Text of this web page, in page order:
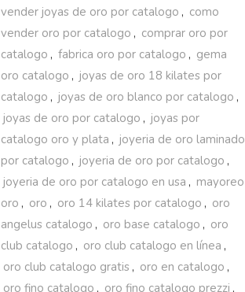
vender joyas de oro por catalogo , como
vender oro por catalogo , comprar oro por
catalogo , fabrica oro por catalogo , gema
oro catalogo , joyas de oro 18 kilates por
catalogo , joyas de oro blanco por catalogo ,
joyas de oro por catalogo , joyas por
catalogo oro y plata , joyeria de oro laminado
por catalogo , joyeria de oro por catalogo ,
joyeria de oro por catalogo en usa , mayoreo
oro , oro , oro 14 kilates por catalogo , oro
angelus catalogo , oro base catalogo , oro
club catalogo , oro club catalogo en línea ,
oro club catalogo gratis , oro en catalogo ,
oro fino catalogo , oro fino catalogo prezzi ,